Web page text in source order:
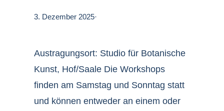
3. Dezember 2025·
Austragungsort: Studio für Botanische
Kunst, Hof/Saale Die Workshops
finden am Samstag und Sonntag statt
und können entweder an einem oder